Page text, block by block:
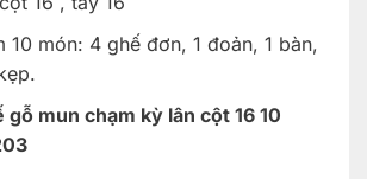
10 món: 4 ghế đơn, 1 đoản, 1 bàn,
gỗ mun chạm kỳ lân cột 16 10